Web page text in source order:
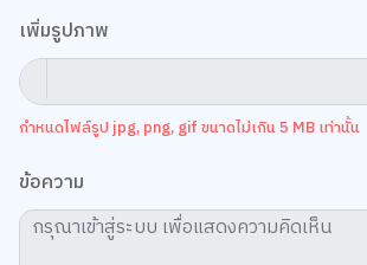
เพิ่มรูปภาพ
กำหนดไฟล์รูป jpg, png, gif ขนาดไม่เกิน 5 MB เท่านั้น
ข้อความ